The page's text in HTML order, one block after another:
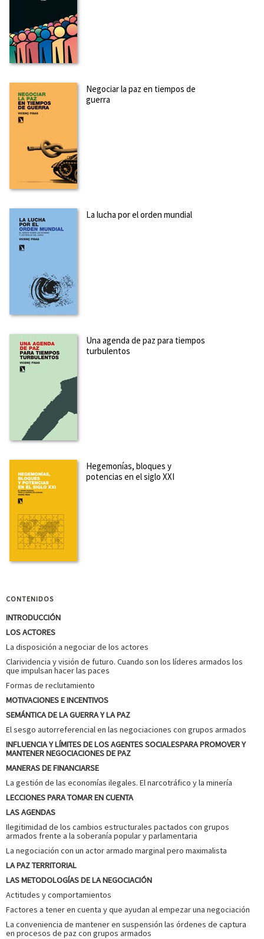
Negociar la paz en tiempos de
guerra
La lucha por el orden mundial
Una agenda de paz para tiempos
turbulentos
Hegemonías, bloques y
potencias en el siglo XXI
CONTENIDOS
INTRODUCCIÓN
LOS ACTORES
La disposición a negociar de los actores
Clarividencia y visión de futuro. Cuando son los líderes armados los
que impulsan hacer las paces
Formas de reclutamiento
MOTIVACIONES E INCENTIVOS
SEMÁNTICA DE LA GUERRA Y LA PAZ
El sesgo autorreferencial en las negociaciones con grupos armados
INFLUENCIA Y LÍMITES DE LOS AGENTES SOCIALESPARA PROMOVER Y
MANTENER NEGOCIACIONES DE PAZ
MANERAS DE FINANCIARSE
La gestión de las economías ilegales. El narcotráfico y la minería
LECCIONES PARA TOMAR EN CUENTA
LAS AGENDAS
Ilegitimidad de los cambios estructurales pactados con grupos
armados frente a la soberanía popular y parlamentaria
La negociación con un actor armado marginal pero maximalista
LA PAZ TERRITORIAL
LAS METODOLOGÍAS DE LA NEGOCIACIÓN
Actitudes y comportamientos
Factores a tener en cuenta y que ayudan al empezar una negociación
La conveniencia de mantener en suspensión las órdenes de captura
en procesos de paz con grupos armados